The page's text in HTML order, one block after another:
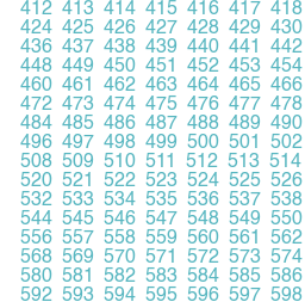
412 413 414 415 416 417 418
424 425 426 427 428 429 430
436 437 438 439 440 441 442
448 449 450 451 452 453 454
460 461 462 463 464 465 466
472 473 474 475 476 477 478
484 485 486 487 488 489 490
496 497 498 499 500 501 502
508 509 510 511 512 513 514
520 521 522 523 524 525 526
532 533 534 535 536 537 538
544 545 546 547 548 549 550
556 557 558 559 560 561 562
568 569 570 571 572 573 574
580 581 582 583 584 585 586
592 593 594 595 596 597 598